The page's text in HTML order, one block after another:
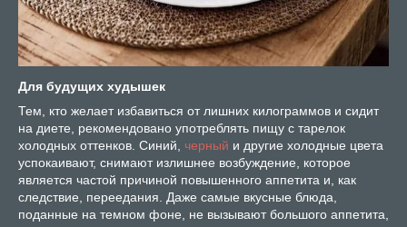
Для будущих худышек
Тем, кто желает избавиться от лишних килограммов и сидит
на диете, рекомендовано употреблять пищу с тарелок
холодных оттенков. Синий, черный и другие холодные цвета
успокаивают, снимают излишнее возбуждение, которое
является частой причиной повышенного аппетита и, как
следствие, переедания. Даже самые вкусные блюда,
поданные на темном фоне, не вызывают большого аппетита,